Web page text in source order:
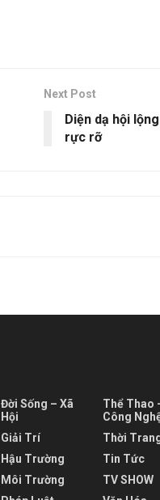
Next Post
Diện dạ hội
rực rỡ
Đời Sống – Xã
Hội
Giải Trí
Hậu Trường
Môi Trường
Thể Thao
Công
Thời
Tin Tức
TV SHOW